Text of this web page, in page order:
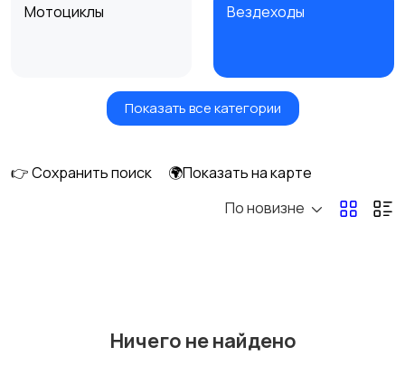
Мотоциклы Вездеходы
Квадроциклы и багги
Снегоходы
Показать все категории
👉 Сохранить поиск
🌍Показать на карте
По новизне
Ничего не найдено